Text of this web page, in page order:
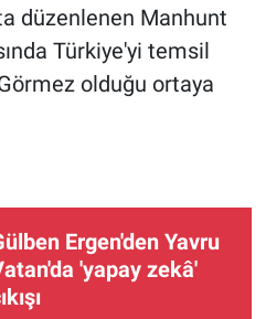
düzenlenen Manhunt
Türkiye'yi temsil
olduğu ortaya
Ergen'den Yavru
'yapay zekâ'